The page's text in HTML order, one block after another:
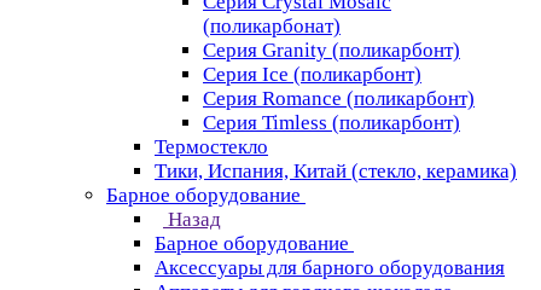
(поликарбонат)
Серия Granity (поликарбонт)
Серия Ice (поликарбонт)
Серия Romance (поликарбонт)
Серия Timless (поликарбонт)
Термостекло
Тики, Испания, Китай (стекло, керамика)
Барное оборудование
Назад
Барное оборудование
Аксессуары для барного оборудования